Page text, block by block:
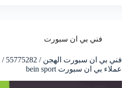
فني بي ان سبورت
فني
عملاء بي ان سبورت bein sport